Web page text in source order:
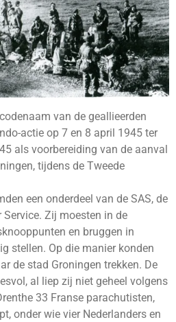
van de geallieerden
actie op 7 en 8 april 1945 ter
als voorbereiding van de aanval
tijdens de Tweede
een onderdeel van de SAS, de
Zij moesten in de
en bruggen in
stellen. Op die manier konden
de stad Groningen trekken. De
al liep zij niet geheel volgens
33 Franse parachutisten,
onder wie vier Nederlanders en